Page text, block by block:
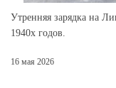
Утренняя зарядка на
1940х годов.
16 мая 2026